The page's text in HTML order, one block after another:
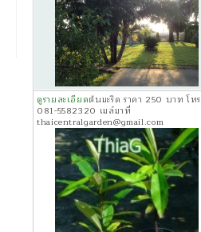
ดูรายละเอียดต้นมะริด ราคา 250 บาท โทร
081-5582320 เมล์มาที่
thaicentralgarden@gmail.com